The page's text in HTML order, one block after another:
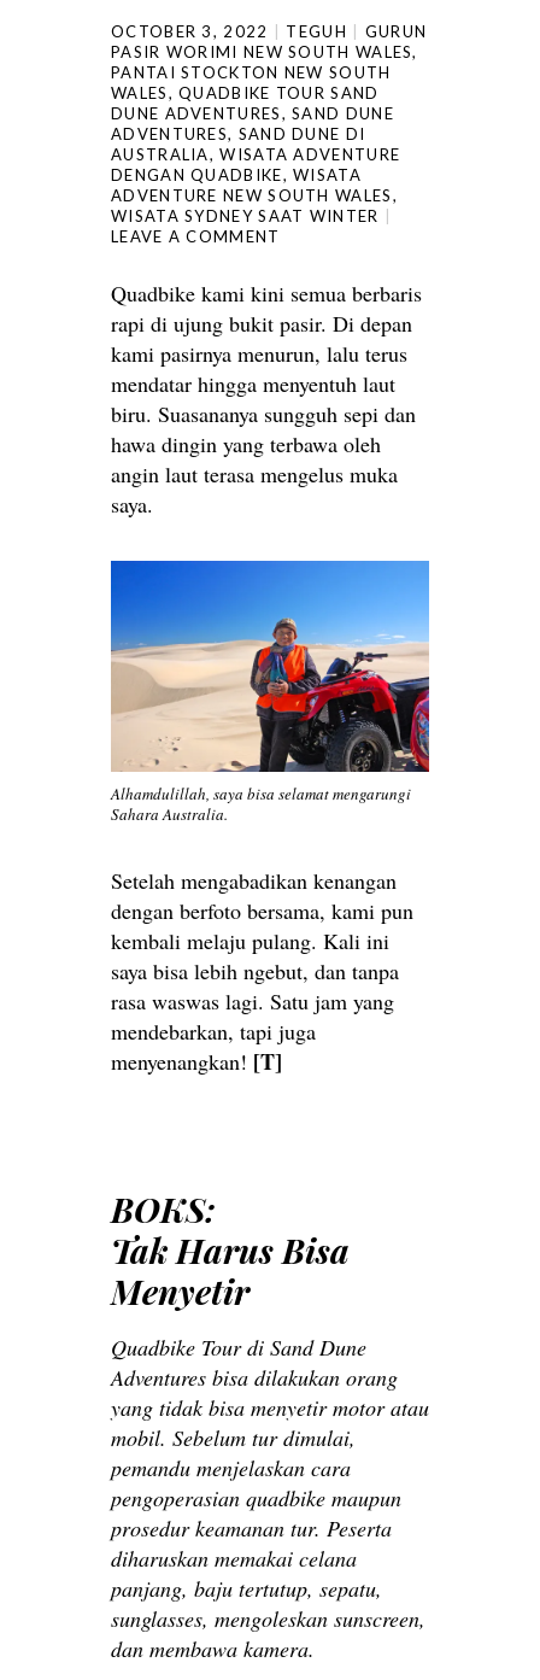
OCTOBER 3, 2022 TEGUH
GURUN
PASIR WORIMI NEW SOUTH WALES,
PANTAI STOCKTON NEW SOUTH
WALES,QUADBIKE TOUR SAND
DUNE ADVENTURES,SAND DUNE
ADVENTURES, SAND DUNE DI
AUSTRALIA,WISATA ADVENTURE
DENGAN QUADBIKE,WISATA
ADVENTURE NEW SOUTH WALES,
WISATA SYDNEY SAAT WINTER
LEAVE A COMMENT
Quadbike kami kini semua berbaris
rapi di ujung bukit pasir. Di depan
kami pasirnya menurun, lalu terus
mendatar hingga menyentuh laut
biru. Suasananya sungguh sepi dan
hawa dingin yang terbawa oleh
angin laut terasa mengelus muka
saya.
Alhamdulillah, saya bisa selamat mengarungi
Sahara Australia.
Setelah mengabadikan kenangan
dengan berfoto bersama, kami pun
kembali melaju pulang. Kali ini
saya bisa lebih ngebut, dan tanpa
rasa waswas lagi. Satu jam yang
mendebarkan, tapi juga
menyenangkan! [T]
BOKS:
Tak Harus Bisa
Menyetir
Quadbike Tour di Sand Dune
Adventures bisa dilakukan orang
yang tidak bisa menyetir motor atau
mobil. Sebelum tur dimulai,
pemandu menjelaskan cara
pengoperasian quadbike maupun
prosedur keamanan tur. Peserta
diharuskan memakai celana
panjang, baju tertutup, sepatu,
sunglasses, mengoleskan sunscreen,
dan membawa kamera.